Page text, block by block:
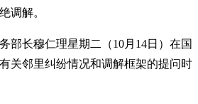
调解。
部长穆仁理星期二（10月14日）在国
关邻里纠纷情况和调解框架的提问时